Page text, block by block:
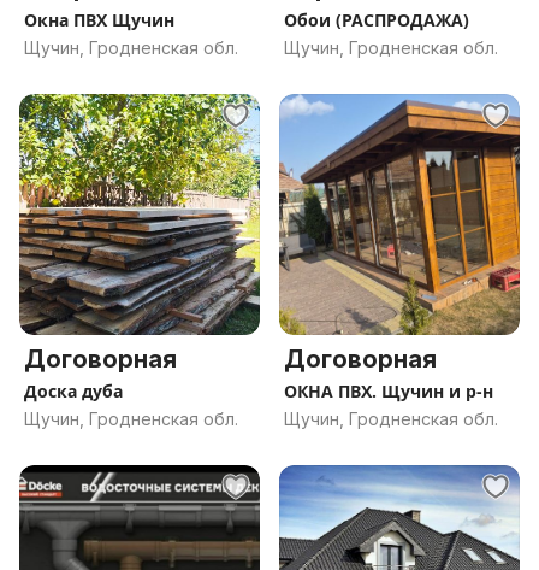
Окна ПВХ Щучин
Щучин, Гродненская обл.
Обои (РАСПРОДАЖА)
Щучин, Гродненская обл.
Договорная
Доска дуба
Щучин, Гродненская обл.
Договорная
ОКНА ПВХ. Щучин и р-н
Щучин, Гродненская обл.